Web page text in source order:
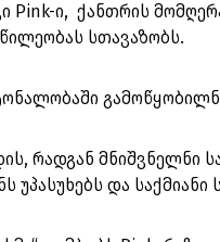
Pink-ი, ქანთრის
სთავაზობს.
რადგან მნიშვნელნი
და საქმიანი